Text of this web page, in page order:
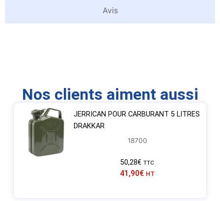
Avis
Nos clients aiment aussi
JERRICAN POUR CARBURANT 5 LITRES
DRAKKAR
18700
50,28€ TTC
41,90€ HT